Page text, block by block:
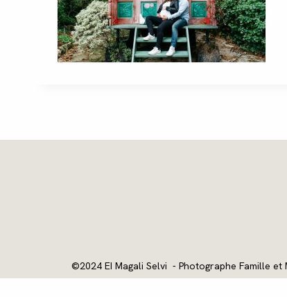
©2024 EI Magali Selvi - Photographe Famille et